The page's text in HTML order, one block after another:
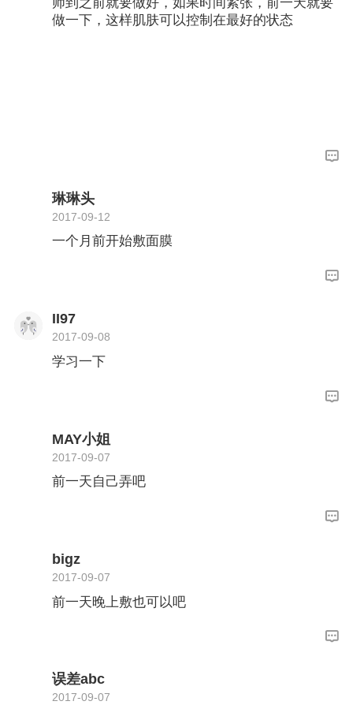
做一下，这样肌肤可以控制在最好的状态
琳琳头
2017-09-12
一个月前开始敷面膜
II97
2017-09-08
学习一下
MAY小姐
2017-09-07
前一天自己弄吧
bigz
2017-09-07
前一天晚上敷也可以吧
误差abc
2017-09-07